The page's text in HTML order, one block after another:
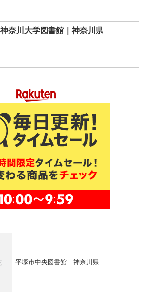
神奈川大学図書館｜神奈川県
平塚市中央図書館｜神奈川県